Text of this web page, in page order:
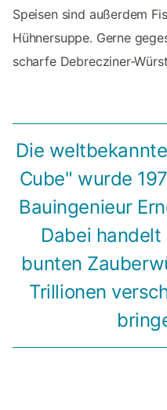
Speisen sind außerdem
Hühnersuppe. Gerne
scharfe Debrecziner-
Die
Cube" wurde
Bauingenieur
Dabei
bunten
Trillionen